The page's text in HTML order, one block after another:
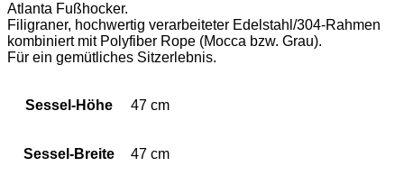
Atlanta Fußhocker.
Filigraner, hochwertig verarbeiteter Edelstahl/304-Rahmen
kombiniert mit Polyfiber Rope (Mocca bzw. Grau).
Für ein gemütliches Sitzerlebnis.
Sessel-Höhe 47 cm
Sessel-Breite 47 cm